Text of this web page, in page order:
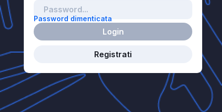
Password dimenticata
Login
Registrati